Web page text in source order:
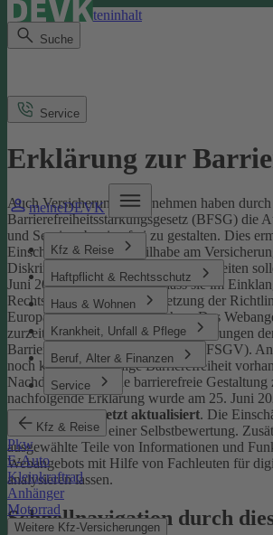
Direkt zum Seiteninhalt
Suche
meineDEVK
Kfz & Reise
Haftpflicht & Rechtsschutz
Haus & Wohnen
Krankheit, Unfall & Pflege
Beruf, Alter & Finanzen
Service
Kfz & Reise
Pkw
E-Auto
Kleinkraftrad
Anhänger
Motorrad
Weitere Kfz-Versicherungen
Service
Erklärung zur
Auch Versicherungsunternehmen haben durch
Barrierefreiheitsstärkungsgesetz (BFSG) die
und Services barrierefrei zu gestalten. Dies
Einschränkungen die Teilhabe am
Diskriminierung abzubauen. Internetseiten
Juni 2025 so gestaltet sein, dass sie im
Rechtsvorschriften zur Umsetzung der
Europäischen Parlaments stehen.Das
zurzeit nicht vollständig die Anforderungen
Barrierefreiheitsstärkungsgesetz (BFSGV).
noch keine vollständige Barrierefreiheit
Nachdruck daran, die barrierefreie Gestaltung
nachfolgende Erklärung wurde am 25. Juni
Januar 2026 zuletzt aktualisiert. Die
Wesentlichen auf einer Selbstbewertung.
ausgewählte Teile von Informationen und
Webangebots mit Hilfe von Fachleuten für
analysieren lassen.
Schnellnavigation durch